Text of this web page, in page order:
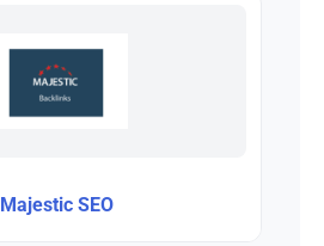
Majestic SEO